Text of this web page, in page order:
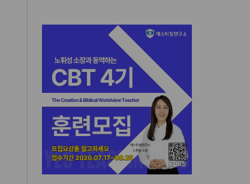
인도 마하라슈트라주 개종 금
지법 시행… 기독교계 강력 반
올리벳대학교, 120만 평 리버사